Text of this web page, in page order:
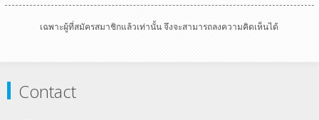
เฉพาะผู้ที่สมัครสมาชิกแล้วเท่านั้น จึงจะสามารถลงความคิดเห็นได้
Contact